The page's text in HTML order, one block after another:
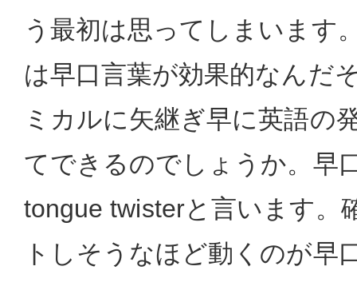
う最初は思ってしまいます
は早口言葉が効果的なんだ
ミカルに矢継ぎ早に英語の
てできるのでしょうか。早
tongue twisterと言います。
トしそうなほど動くのが早